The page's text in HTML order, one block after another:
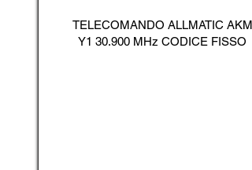
TELECOMANDO ALLMATIC AKM
Y1 30.900 MHz CODICE FISSO